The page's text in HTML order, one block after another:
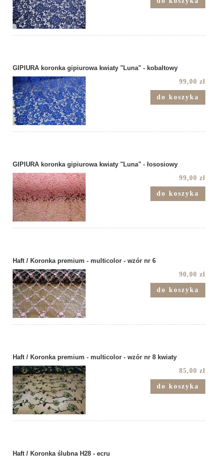
GIPIURA koronka gipiurowa kwiaty "Luna" - kobaltowy
99,00 zł
do koszyka
GIPIURA koronka gipiurowa kwiaty "Luna" - łososiowy
99,00 zł
do koszyka
Haft / Koronka premium - multicolor - wzór nr 6
90,00 zł
do koszyka
Haft / Koronka premium - multicolor - wzór nr 8 kwiaty
85,00 zł
do koszyka
Haft / Koronka ślubna H28 - ecru